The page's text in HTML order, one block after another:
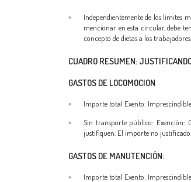
Independientemente de los límites
mencionar en esta circular, debe
concepto de dietas a los
CUADRO RESUMEN:
GASTOS DE LOCOMOCION
Importe total Exento:
Sin transporte público: Exención:
justifiquen. El importe no justificado
GASTOS DE MANUTENCIÓN:
Importe total Exento: